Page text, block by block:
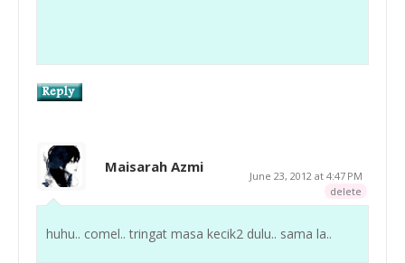
Maisarah Azmi
June 23, 2012 at 4:47 PM
delete
huhu.. comel.. tringat masa kecik2 dulu.. sama la..